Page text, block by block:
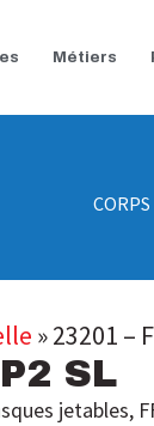
Métiers
CORPS
»23201 –
SL
jetables,